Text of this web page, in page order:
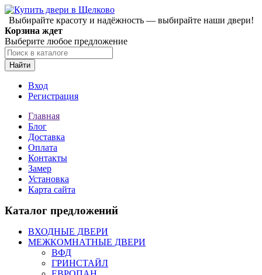
Выбирайте красоту и надёжность — выбирайте наши двери!
Корзина ждет
Выберите любое предложение
Найти
Вход
Регистрация
Главная
Блог
Доставка
Оплата
Контакты
Замер
Установка
Карта сайта
Каталог предложений
ВХОДНЫЕ ДВЕРИ
МЕЖКОМНАТНЫЕ ДВЕРИ
ВФД
ГРИНСТАЙЛ